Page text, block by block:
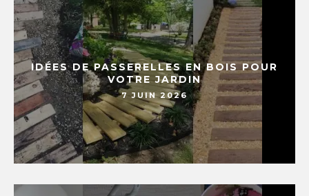
IDÉES DE PASSERELLES EN BOIS POUR
VOTRE JARDIN
7 JUIN 2026